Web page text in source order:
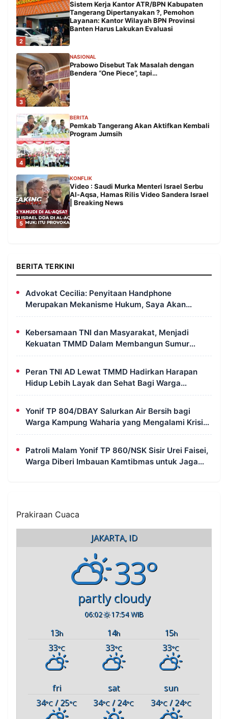
2
Sistem Kerja Kantor ATR/BPN Kabupaten
Tangerang Dipertanyakan ?, Pemohon
Layanan: Kantor Wilayah BPN Provinsi
Banten Harus Lakukan Evaluasi
3
NASIONAL
Prabowo Disebut Tak Masalah dengan
Bendera “One Piece”, tapi…
4
BERITA
Pemkab Tangerang Akan Aktifkan Kembali
Program Jumsih
5
KONFLIK
Video : Saudi Murka Menteri Israel Serbu
Al-Aqsa, Hamas Rilis Video Sandera Israel
| Breaking News
BERITA TERKINI
Advokat Cecilia: Penyitaan Handphone
Merupakan Mekanisme Hukum, Saya Akan
Kooperatif Apabila Diminta Penyidik dan Tidak
Kebersamaan TNI dan Masyarakat, Menjadi
Kekuatan TMMD Dalam Membangun Sumur
Galian di Wanam
Peran TNI AD Lewat TMMD Hadirkan Harapan
Hidup Lebih Layak dan Sehat Bagi Warga
Kampung Wanam
Yonif TP 804/DBAY Salurkan Air Bersih bagi
Warga Kampung Waharia yang Mengalami Krisis
Air
Patroli Malam Yonif TP 860/NSK Sisir Urei Faisei,
Warga Diberi Imbauan Kamtibmas untuk Jaga
Prakiraan Cuaca
JAKARTA, ID
33°
partly cloudy
06:02 17:54 WIB
13h 14h 15h
33°C 33°C 33°C
fri sat
sun
34°C / 25°C 34°C / 24°C 34°C/ 24°C